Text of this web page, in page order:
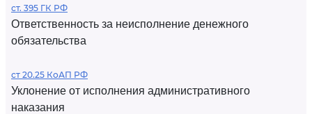
ст. 395 ГК РФ
Ответственность за неисполнение денежного
обязательства
ст 20.25 КоАП РФ
Уклонение от исполнения административного
наказания